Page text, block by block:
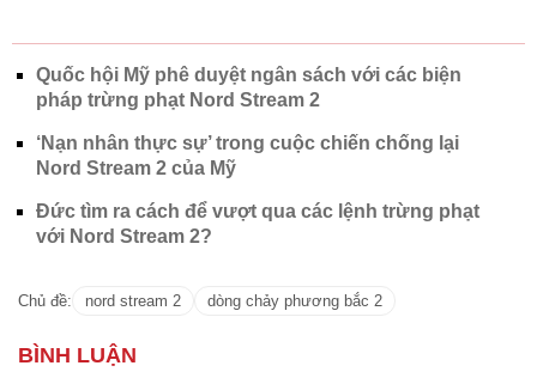
Quốc hội Mỹ phê duyệt ngân sách với các biện
pháp trừng phạt Nord Stream 2
‘Nạn nhân thực sự’ trong cuộc chiến chống lại
Nord Stream 2 của Mỹ
Đức tìm ra cách để vượt qua các lệnh trừng phạt
với Nord Stream 2?
Chủ đề: nord stream 2 dòng chảy phương bắc 2